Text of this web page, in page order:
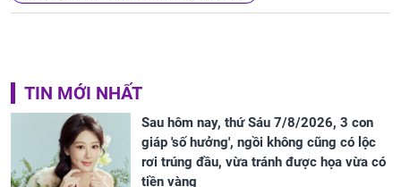
TIN MỚI NHẤT
Sau hôm nay, thứ Sáu 7/8/2026, 3 con
giáp 'số hưởng', ngồi không cũng có lộc
rơi trúng đầu, vừa tránh được họa vừa có
tiền vàng